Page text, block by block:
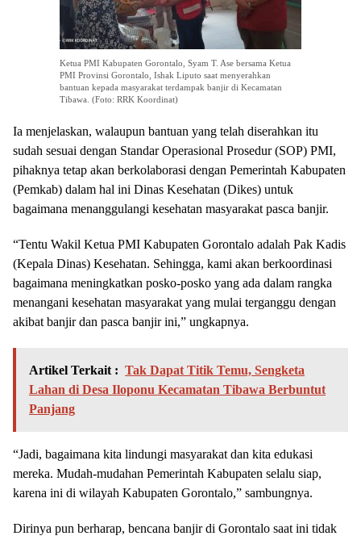
Ketua PMI Kabupaten Gorontalo, Syam T. Ase bersama Ketua
PMI Provinsi Gorontalo, Ishak Liputo saat menyerahkan
bantuan kepada masyarakat terdampak banjir di Kecamatan
Tibawa. (Foto: RRK Koordinat)
Ia menjelaskan, walaupun bantuan yang telah diserahkan itu
sudah sesuai dengan Standar Operasional Prosedur (SOP) PMI,
pihaknya tetap akan berkolaborasi dengan Pemerintah Kabupaten
(Pemkab) dalam hal ini Dinas Kesehatan (Dikes) untuk
bagaimana menanggulangi kesehatan masyarakat pasca banjir.
“Tentu Wakil Ketua PMI Kabupaten Gorontalo adalah Pak Kadis
(Kepala Dinas) Kesehatan. Sehingga, kami akan berkoordinasi
bagaimana meningkatkan posko-posko yang ada dalam rangka
menangani kesehatan masyarakat yang mulai terganggu dengan
akibat banjir dan pasca banjir ini,” ungkapnya.
Artikel Terkait : Tak Dapat Titik Temu, Sengketa
Lahan di Desa Iloponu Kecamatan Tibawa Berbuntut
Panjang
“Jadi, bagaimana kita lindungi masyarakat dan kita edukasi
mereka. Mudah-mudahan Pemerintah Kabupaten selalu siap,
karena ini di wilayah Kabupaten Gorontalo,” sambungnya.
Dirinya pun berharap, bencana banjir di Gorontalo saat ini tidak